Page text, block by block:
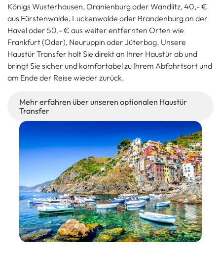
Königs Wusterhausen, Oranienburg oder Wandlitz, 40,- €
aus Fürstenwalde, Luckenwalde oder Brandenburg an der
Havel oder 50,- € aus weiter entfernten Orten wie
Frankfurt (Oder), Neuruppin oder Jüterbog. Unsere
Haustür Transfer holt Sie direkt an Ihrer Haustür ab und
bringt Sie sicher und komfortabel zu Ihrem Abfahrtsort und
am Ende der Reise wieder zurück.
Mehr erfahren über unseren optionalen Haustür
Transfer